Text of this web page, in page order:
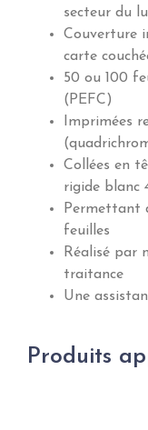
secteur du
Couverture
carte
50 ou 100
(PEFC)
Imprimées
Collées en
rigide blanc
Permettant
feuilles
Réalisé par
traitance
Une
Produits